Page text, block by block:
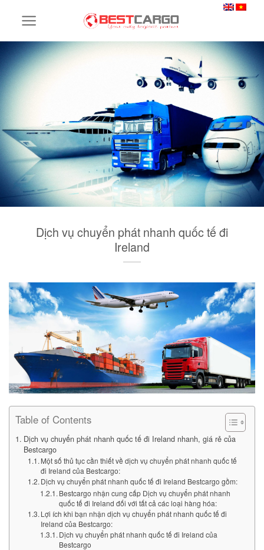
Dịch vụ chuyển phát nhanh quốc tế đi
Ireland
Table of Contents
Dịch vụ chuyển phát nhanh quốc tế đi Ireland nhanh, giá rẻ của
Bestcargo
Một số thủ tục cần thiết về dịch vụ chuyển phát nhanh quốc tế
đi Ireland của Bestcargo:
Dịch vụ chuyển phát nhanh quốc tế đi Ireland Bestcargo gồm:
Bestcargo nhận cung cấp Dịch vụ chuyển phát nhanh
quốc tế đi Ireland đối với tất cả các loại hàng hóa:
Lợi ích khi bạn nhận dịch vụ chuyển phát nhanh quốc tế đi
Ireland của Bestcargo:
Dịch vụ chuyển phát nhanh quốc tế đi Ireland của
Bestcargo